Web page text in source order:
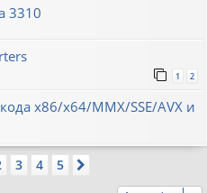
3310
1 2
x86/x64/MMX/SSE/AVX и
3 4 5